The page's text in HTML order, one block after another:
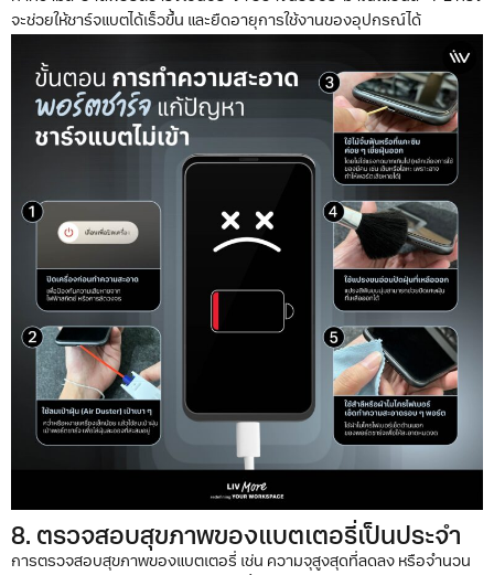
จะช่วยให้ชาร์จแบตได้เร็วขึ้น และยืดอายุการใช้งานของอุปกรณ์ได้
8. ตรวจสอบสุขภาพของแบตเตอรี่เป็นประจำ
การตรวจสอบสุขภาพของแบตเตอรี่ เช่น ความจุสูงสุดที่ลดลง หรือจำนวน